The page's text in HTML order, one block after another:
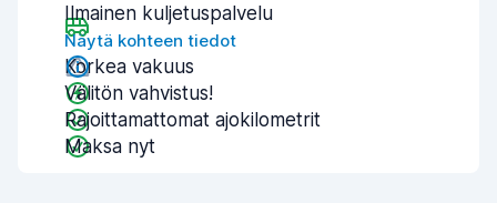
Ilmainen kuljetuspalvelu
Näytä kohteen tiedot
Korkea vakuus
Välitön vahvistus!
Rajoittamattomat ajokilometrit
Maksa nyt